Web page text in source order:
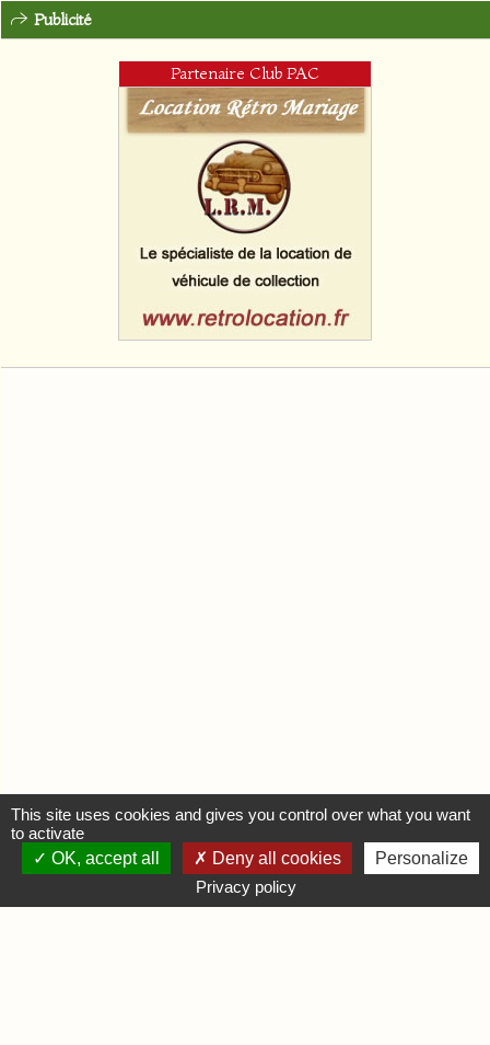
Publicité
Partenaire Club PAC
MON COMPTE
This site uses cookies and gives you control over what you want
to activate
OK, accept all
Deny all cookies
Personalize
Privacy policy